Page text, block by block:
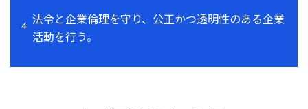
4
法令と企業倫理を守り、公正かつ透明性のある企業
活動を行う。